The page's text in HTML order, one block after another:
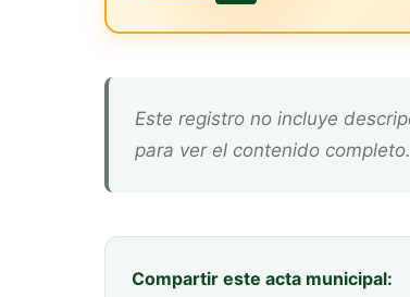
Este registro no incluye descripción adicional. Descarga el documento oficial arriba
para ver el contenido completo.
Compartir este acta municipal: